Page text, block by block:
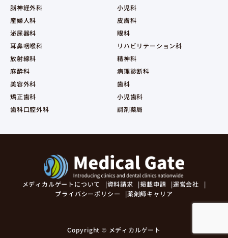
脳神経外科
小児科
産婦人科
皮膚科
泌尿器科
眼科
耳鼻咽喉科
リハビリテーション科
放射線科
精神科
麻酔科
病理診断科
美容外科
歯科
矯正歯科
小児歯科
歯科口腔外科
調剤薬局
メディカルゲートについて 資料請求 掲載申請
運営会社
プライバシーポリシー
薬剤師キャリア
Copyright © メディカルゲート